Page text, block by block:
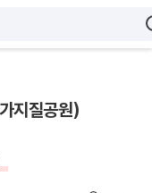
지질공원)